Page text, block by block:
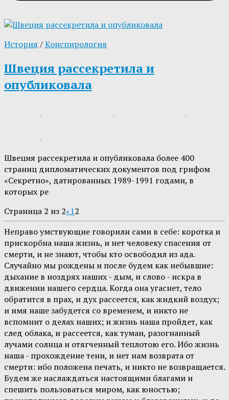
История /Конспирология
Швеция рассекретила и
опубликовала
Швеция рассекретила и опубликовала более 400
страниц дипломатических документов под грифом
«Секретно», датированных 1989-1991 годами, в
которых ре
Страница 2 из 2«12
Неправо умствующие говорили сами в себе: коротка и
прискорбна наша жизнь, и нет человеку спасения от
смерти, и не знают, чтобы кто освободил из ада.
Случайно мы рождены и после будем как небывшие:
дыхание в ноздрях наших - дым, и слово - искра в
движении нашего сердца. Когда она угаснет, тело
обратится в прах, и дух рассеется, как жидкий воздух;
и имя наше забудется со временем, и никто не
вспомнит о делах наших; и жизнь наша пройдет, как
след облака, и рассеется, как туман, разогнанный
лучами солнца и отягченный теплотою его. Ибо жизнь
наша - прохождение тени, и нет нам возврата от
смерти: ибо положена печать, и никто не возвращается.
Будем же наслаждаться настоящими благами и
спешить пользоваться миром, как юностью;